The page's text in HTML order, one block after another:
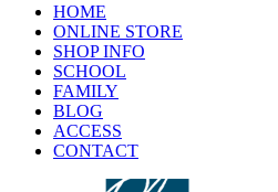
HOME
ONLINE STORE
SHOP INFO
SCHOOL
FAMILY
BLOG
ACCESS
CONTACT